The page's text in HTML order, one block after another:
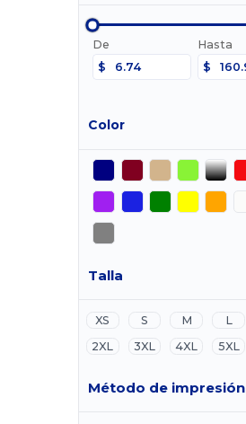
De
$
Hasta
$
Color
Talla
XS S M L
2XL
3XL 4XL 5XL
Método de impresión